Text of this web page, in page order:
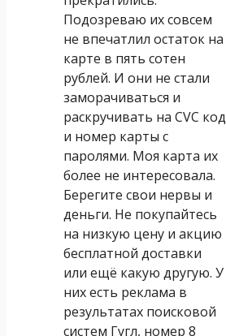
Подозреваю их совсем
не впечатлил остаток на
карте в пять сотен
рублей. И они не стали
заморачиваться и
раскручивать на CVC код
и номер карты с
паролями. Моя карта их
более не интересовала.
Берегите свои нервы и
деньги. Не покупайтесь
на низкую цену и акцию
бесплатной доставки
или ещё какую другую. У
них есть реклама в
результатах поисковой
систем Гугл, номер 8